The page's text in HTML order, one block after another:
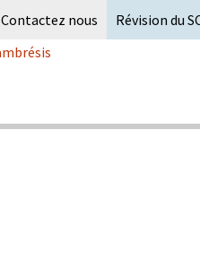
Contactez nous Révision du